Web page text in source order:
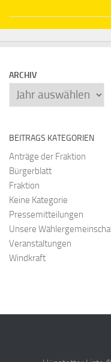
ARCHIV
Archiv
BEITRAGS KATEGORIEN
Anträge der Fraktion
Bürgerblatt
Fraktion
Keine Kategorie
Pressemitteilungen
Unsere
Veranstaltungen
Windkraft